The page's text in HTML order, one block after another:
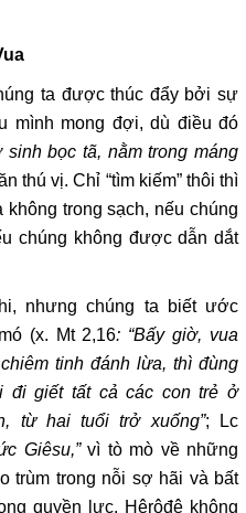
ta được thúc đẩy bởi sự
mình mong đợi, dù điều đó
sinh bọc tã, nằm trong máng
thú vị. Chỉ “tìm kiếm” thôi thì
trong sạch, nếu chúng
chúng không được dẫn dắt
nhưng chúng ta biết ước
(x. Mt 2,16: “Bấy giờ, vua
tinh đánh lừa, thì đùng
đi giết tất cả các con trẻ ở
từ hai tuổi trở xuống”; Lc
Giêsu,” vì tò mò về những
trùm trong nỗi sợ hãi và bất
quyền lực, Hêrôđê không